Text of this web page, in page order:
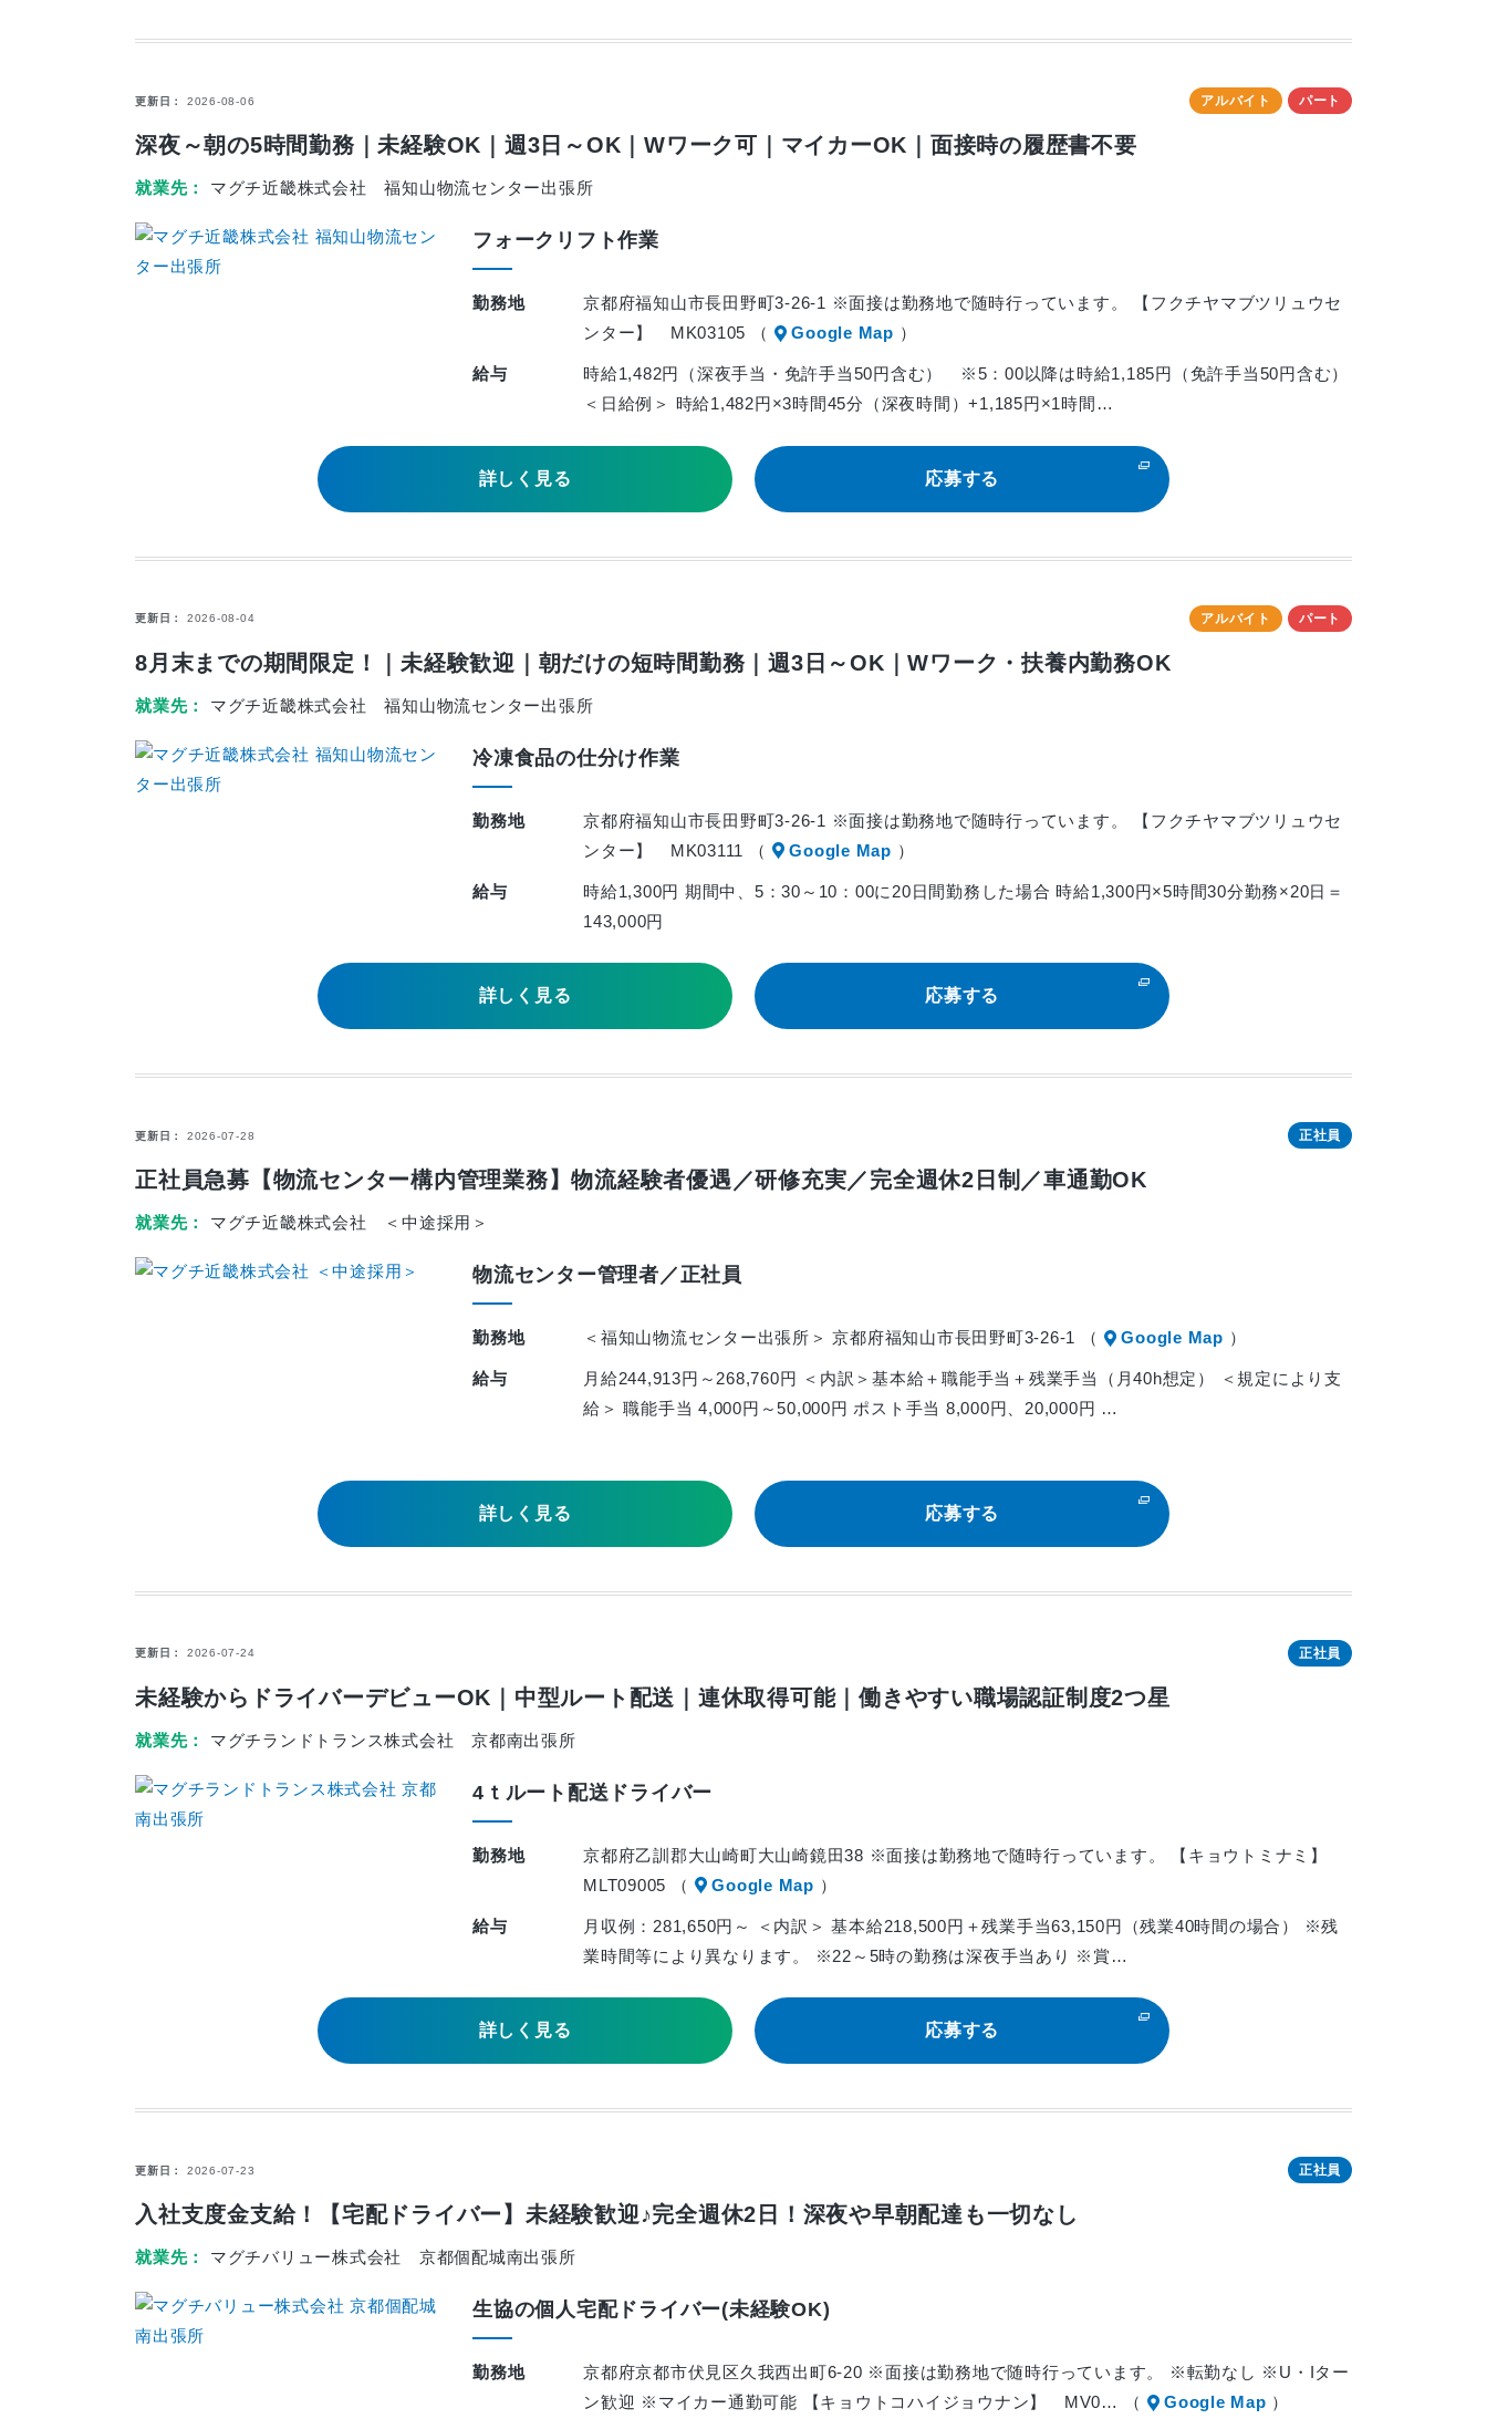
更新日 2026-08-06 アルバイト パート
深夜～朝の5時間勤務｜未経験OK｜週3日～OK｜Wワーク可｜マイカーOK｜面接時の履歴書不要
就業先 マグチ近畿株式会社 福知山物流センター出張所
フォークリフト作業
勤務地
京都府福知山市長田野町3-26-1 ※面接は勤務地で随時行っています。 【フクチヤマブツリュウセ
ンター】 MK03105 （
Google Map ）
給与
時給1,482円（深夜手当・免許手当50円含む） ※5：00以降は時給1,185円（免許手当50円含む）
＜日給例＞ 時給1,482円×3時間45分（深夜時間）+1,185円×1時間…
詳しく見る 応募する
更新日 2026-08-04 アルバイト パート
8月末までの期間限定！｜未経験歓迎｜朝だけの短時間勤務｜週3日～OK｜Wワーク・扶養内勤務OK
就業先 マグチ近畿株式会社 福知山物流センター出張所
冷凍食品の仕分け作業
勤務地
京都府福知山市長田野町3-26-1 ※面接は勤務地で随時行っています。 【フクチヤマブツリュウセ
ンター】 MK03111 （
Google Map ）
給与
時給1,300円 期間中、5：30～10：00に20日間勤務した場合 時給1,300円×5時間30分勤務×20日＝
143,000円
詳しく見る 応募する
更新日 2026-07-28 正社員
正社員急募【物流センター構内管理業務】物流経験者優遇／研修充実／完全週休2日制／車通勤OK
就業先 マグチ近畿株式会社 ＜中途採用＞
物流センター管理者／正社員
勤務地 ＜福知山物流センター出張所＞ 京都府福知山市長田野町3-26-1 （ Google Map ）
給与
月給244,913円～268,760円 ＜内訳＞基本給＋職能手当＋残業手当（月40h想定） ＜規定により支
給＞ 職能手当 4,000円～50,000円 ポスト手当 8,000円、20,000円 …
詳しく見る 応募する
更新日 2026-07-24 正社員
未経験からドライバーデビューOK｜中型ルート配送｜連休取得可能｜働きやすい職場認証制度2つ星
就業先 マグチランドトランス株式会社 京都南出張所
4ｔルート配送ドライバー
勤務地
京都府乙訓郡大山崎町大山崎鏡田38 ※面接は勤務地で随時行っています。 【キョウトミナミ】
MLT09005 （
Google Map ）
給与
月収例：281,650円～ ＜内訳＞ 基本給218,500円＋残業手当63,150円（残業40時間の場合） ※残
業時間等により異なります。 ※22～5時の勤務は深夜手当あり ※賞…
詳しく見る 応募する
更新日 2026-07-23 正社員
入社支度金支給！【宅配ドライバー】未経験歓迎♪完全週休2日！深夜や早朝配達も一切なし
就業先 マグチバリュー株式会社 京都個配城南出張所
生協の個人宅配ドライバー(未経験OK)
勤務地
京都府京都市伏見区久我西出町6-20 ※面接は勤務地で随時行っています。 ※転勤なし ※U・Iター
ン歓迎 ※マイカー通勤可能 【キョウトコハイジョウナン】 MV0… （
Google Map ）